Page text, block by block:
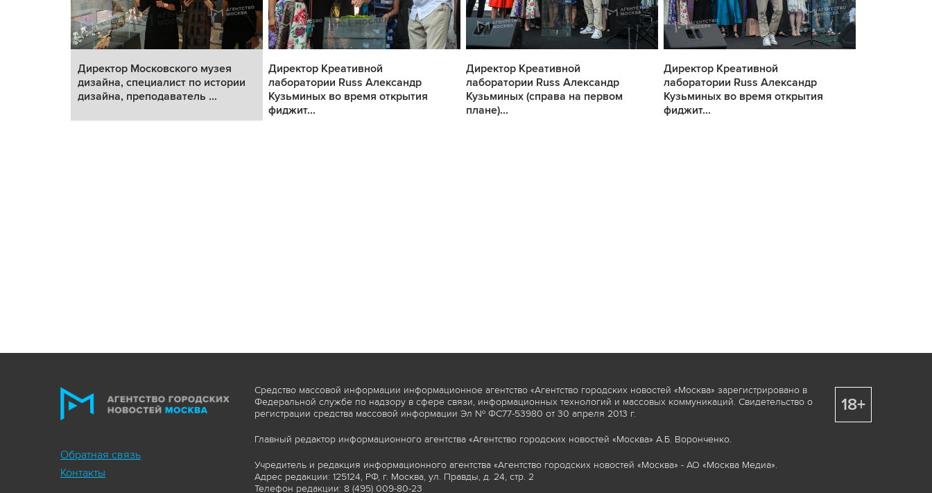
Директор Московского музея
дизайна, специалист по истории
дизайна, преподаватель ...
Директор Креативной
лаборатории Russ Александр
Кузьминых во время открытия
фиджит...
Директор Креативной
лаборатории Russ Александр
Кузьминых (справа на первом
плане)...
Директор Креативной
лаборатории Russ Александр
Кузьминых во время открытия
фиджит...
Обратная связь
Контакты
Средство массовой информации информационное агентство «Агентство городских новостей «Москва» зарегистрировано в
Федеральной службе по надзору в сфере связи, информационных технологий и массовых коммуникаций. Свидетельство о
регистрации средства массовой информации Эл № ФС77-53980 от 30 апреля 2013 г.
Главный редактор информационного агентства «Агентство городских новостей «Москва» А.Б. Воронченко.
Учредитель и редакция информационного агентства «Агентство городских новостей «Москва» - АО «Москва Медиа».
Адрес редакции: 125124, РФ, г. Москва, ул. Правды, д. 24, стр. 2
Телефон редакции: 8 (495) 009-80-23
18+